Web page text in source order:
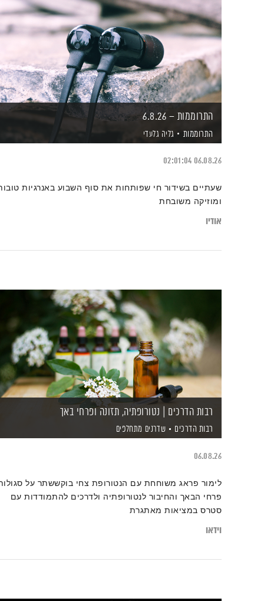
התרוממות – 6.8.26
התרוממות גליה גלעדי
06.08.26
02:01:04
שעתיים בשידור חי שפותחות את סוף השבוע באנרגיות
ומוזיקה משובחת
אודיו
רבות הדרכים | נטורופתיה, תזונה ופרחי באך
רבות הדרכים שדרנים מתחלפים
06.08.26
לימור פראג משוחחת עם הנטורופת צחי בוקששתר על
פרחי הבאך והחיבור לנטורופתיה ולדרכים להתמודדות עם
סטרס במציאות מאתגרת
וידאו